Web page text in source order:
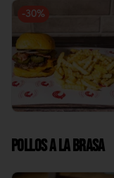
-30%
Pollos a la Brasa